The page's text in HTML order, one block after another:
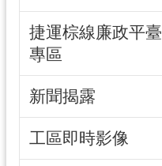
捷運棕線廉政平臺
專區
新聞揭露
工區即時影像